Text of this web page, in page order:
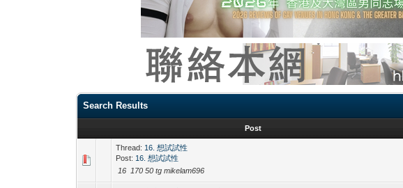
Search Results
Post
Thread: 16. 想試試性
Post: 16. 想試試性
16 170 50 tg mikelam696